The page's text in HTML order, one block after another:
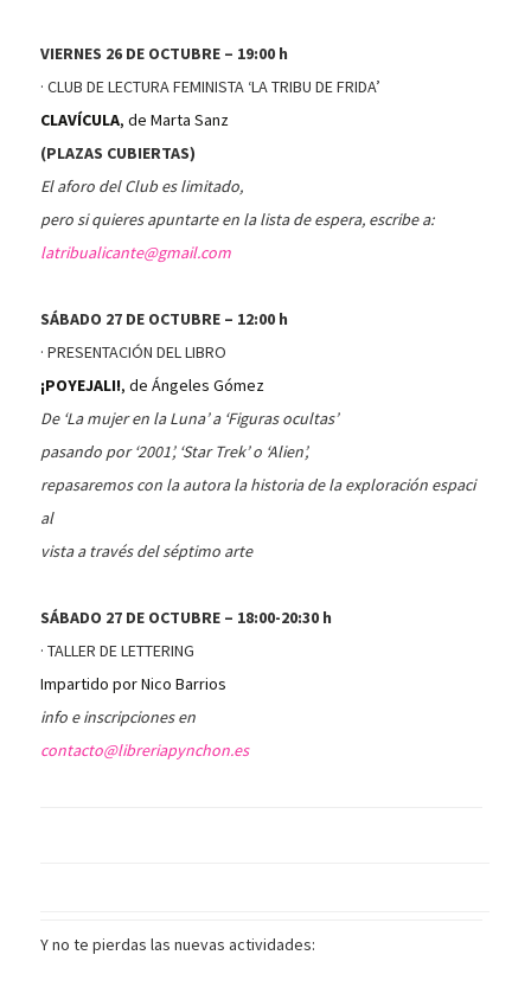
VIERNES 26 DE OCTUBRE – 19:00 h
· CLUB DE LECTURA FEMINISTA ‘LA TRIBU DE FRIDA’
CLAVÍCULA, de Marta Sanz
(PLAZAS CUBIERTAS)
El aforo del Club es limitado,
pero si quieres apuntarte en la lista de espera, escribe a:
latribualicante@gmail.com
SÁBADO 27 DE OCTUBRE – 12:00 h
· PRESENTACIÓN DEL LIBRO
¡POYEJALI!, de Ángeles Gómez
De ‘La mujer en la Luna’ a ‘Figuras ocultas’
pasando por ‘2001’, ‘Star Trek’ o ‘Alien’,
repasaremos con la autora la historia de la exploración espaci
al
vista a través del séptimo arte
SÁBADO 27 DE OCTUBRE – 18:00-20:30 h
· TALLER DE LETTERING
Impartido por Nico Barrios
info e inscripciones en
contacto@libreriapynchon.es
Y no te pierdas las nuevas actividades: